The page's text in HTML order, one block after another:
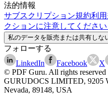
法的情報
サブスクリプション規約利
クションに注意してください
私のデータを販売または共有しな
フォローする
LinkedIn
Facebook X
© PDF Guru. All rights reserved
GURUDOCS LIMITED, 9205
Nevada, 89148, USA